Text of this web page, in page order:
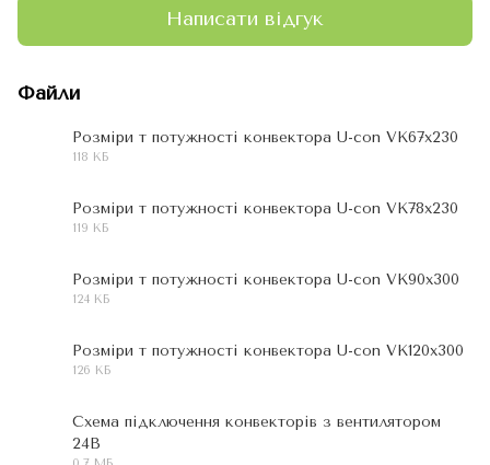
Написати відгук
Файли
Розміри т потужності конвектора U-con VK67х230
118 КБ
Розміри т потужності конвектора U-con VK78х230
119 КБ
Розміри т потужності конвектора U-con VK90х300
124 КБ
Розміри т потужності конвектора U-con VK120х300
126 КБ
Схема підключення конвекторів з вентилятором
24В